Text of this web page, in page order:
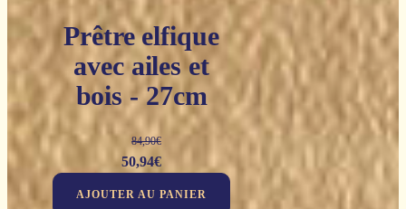
Prêtre elfique
avec ailes et
bois - 27cm
84,90€
Le
50,94€Le
AJOUTER AU PANIER